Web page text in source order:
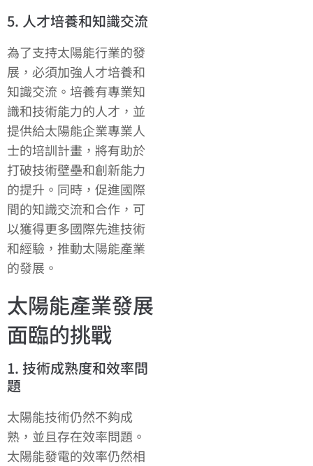
5. 人才培養和知識交流
為了支持太陽能行業的發
展，必須加強人才培養和
知識交流。培養有專業知
識和技術能力的人才，並
提供給太陽能企業專業人
士的培訓計畫，將有助於
打破技術壁壘和創新能力
的提升。同時，促進國際
間的知識交流和合作，可
以獲得更多國際先進技術
和經驗，推動太陽能產業
的發展。
太陽能產業發展
面臨的挑戰
1. 技術成熟度和效率問
題
太陽能技術仍然不夠成
熟，並且存在效率問題。
太陽能發電的效率仍然相